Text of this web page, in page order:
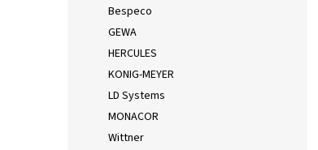
Bespeco
GEWA
HERCULES
KONIG-MEYER
LD Systems
MONACOR
Wittner